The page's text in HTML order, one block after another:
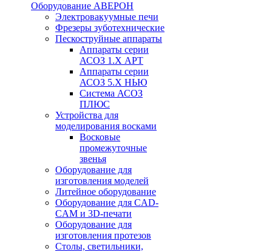
Оборудование АВЕРОН
Электровакуумные печи
Фрезеры зуботехнические
Пескоструйные аппараты
Аппараты серии
АСОЗ 1.Х АРТ
Аппараты серии
АСОЗ 5.Х НЬЮ
Система АСОЗ
ПЛЮС
Устройства для
моделирования восками
Восковые
промежуточные
звенья
Оборудование для
изготовления моделей
Литейное оборудование
Оборудование для CAD-
CAM и 3D-печати
Оборудование для
изготовления протезов
Cтолы, светильники,